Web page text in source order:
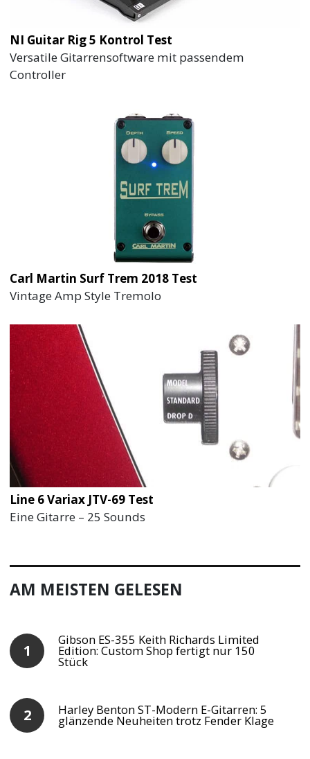
NI Guitar Rig 5 Kontrol Test
Versatile Gitarrensoftware mit passendem
Controller
Carl Martin Surf Trem 2018 Test
Vintage Amp Style Tremolo
Line 6 Variax JTV-69 Test
Eine Gitarre – 25 Sounds
AM MEISTEN GELESEN
Gibson ES-355 Keith Richards Limited
Edition: Custom Shop fertigt nur 150
Stück
Harley Benton ST-Modern E-Gitarren: 5
glänzende Neuheiten trotz Fender Klage